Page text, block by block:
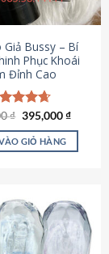
Bussy – Bí
Phục Khoái
Đỉnh Cao
xếp
4.64
₫ Giá
là:
595,000 ₫.
395,000₫Giá
tại
GIỎ HÀNG